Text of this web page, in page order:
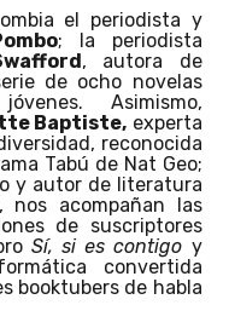
el periodista y
; la periodista
, autora de
de ocho novelas
jóvenes. Asimismo,
Baptiste, experta
reconocida
Tabú de Nat Geo;
y autor de literatura
acompañan las
de suscriptores
Sí, si es contigo y
convertida
booktubers de habla